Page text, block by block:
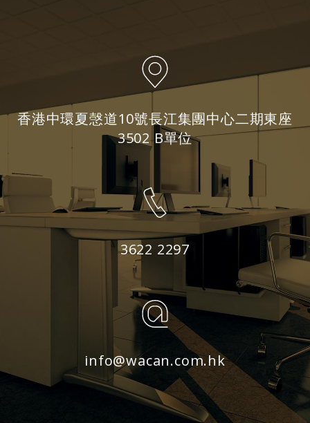
香港中環夏愨道10號長江集團中心二期東座
3502 B單位
3622 2297
info@wacan.com.hk